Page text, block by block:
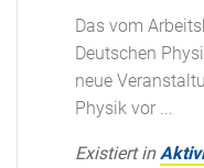
Das vom
Deutschen
neue
Physik vor ...
Existiert in